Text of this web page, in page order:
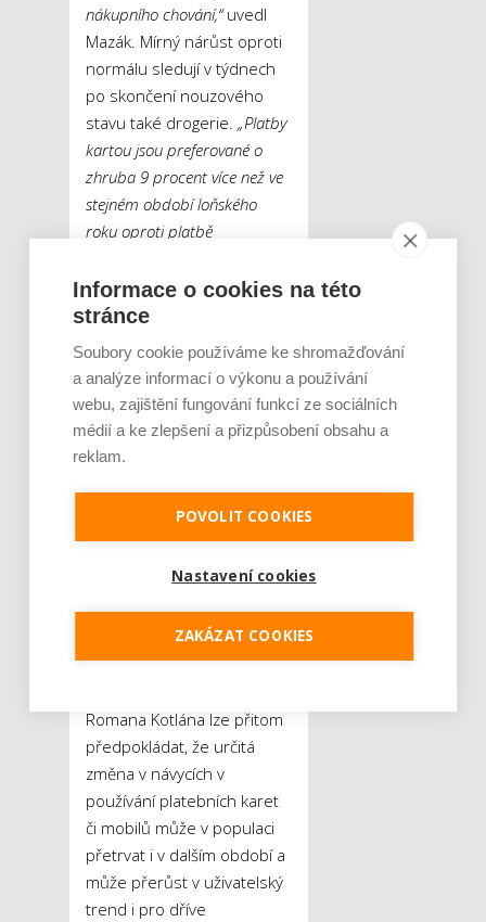
nákupního chování,“uvedl
Mazák. Mírný nárůst oproti
normálu sledují v týdnech
po skončení nouzového
stavu také drogerie. „Platby
kartou jsou preferované o
zhruba 9 procent více než ve
stejném období loňského
roku oproti platbě
Peroutka.
supermarketů lze nyní
oproti začátku roku
zaznamenat změny daleko
výraznější.
platbu kartou předem. Před
krizí to bylo pouze 39
procent a podíl se zvyšoval
relativně pomalu,“sdělila
Romana Kotlána lze přitom
předpokládat, že určitá
změna v návycích v
používání platebních karet
či mobilů může v populaci
přetrvat i v dalším období a
může přerůst v uživatelský
trend i pro dříve
Informace o cookies na této
stránce
Soubory cookie používáme ke shromažďování
a analýze informací o výkonu a používání
webu, zajištění fungování funkcí ze sociálních
médií a ke zlepšení a přizpůsobení obsahu a
reklam.
POVOLIT COOKIES
Nastavení cookies
ZAKÁZAT COOKIES